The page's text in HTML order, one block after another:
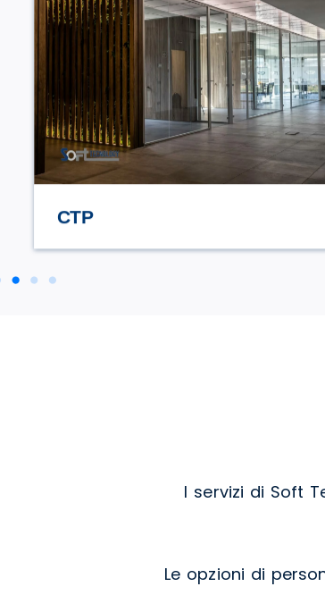
STILE TV
I servizi di Soft
Le opzioni di